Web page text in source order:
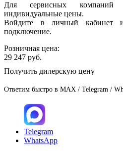
Для сервисных
индивидуальные цены.
Войдите в личный кабинет
подключение.
Розничная цена:
29 247 руб.
Получить дилерскую цену
Ответим быстро в MAX / Telegram /
Telegram
WhatsApp